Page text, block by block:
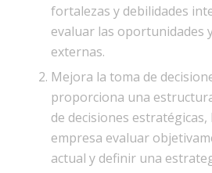
fortalezas y debilidades
evaluar las oportunidades
externas.
Mejora la toma de
proporciona una
de decisiones
empresa evaluar
actual y definir una